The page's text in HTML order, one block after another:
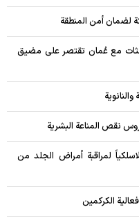
لضمان أمن المنطقة
مع عُمان تقتصر على مضيق
نقص المناعة البشرية
لمراقبة أمراض الجلد من
الكركمين